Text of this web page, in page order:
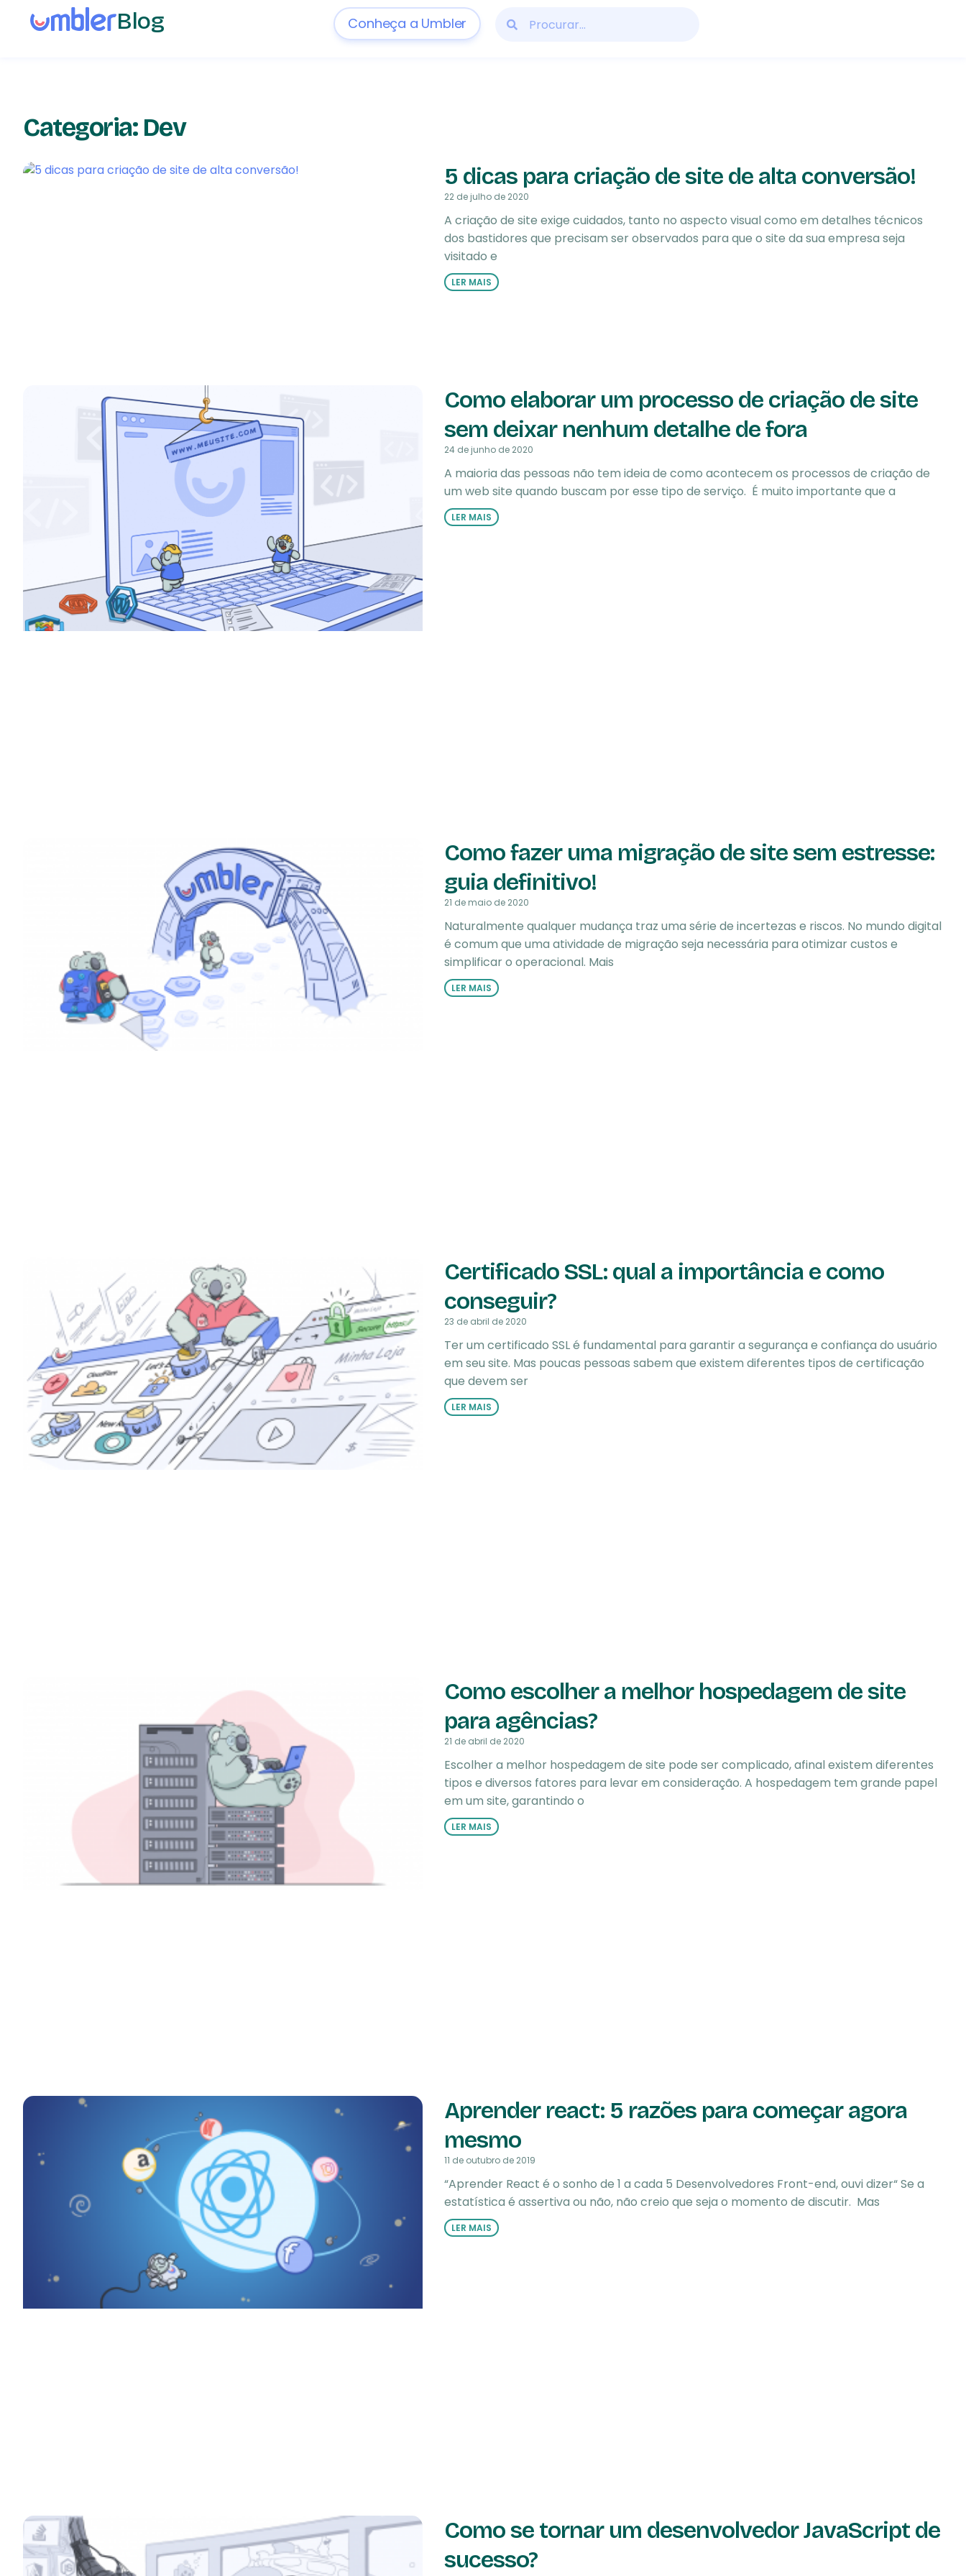
Blog Conheça a Umbler
Categoria: Dev
5 dicas para criação de site de alta conversão!
22 de julho de 2020
A criação de site exige cuidados, tanto no aspecto visual como em detalhes técnicos
dos bastidores que precisam ser observados para que o site da sua empresa seja
visitado e
LER MAIS
Como elaborar um processo de criação de site
sem deixar nenhum detalhe de fora
24 de junho de 2020
A maioria das pessoas não tem ideia de como acontecem os processos de criação de
um web site quando buscam por esse tipo de serviço. É muito importante que a
LER MAIS
Como fazer uma migração de site sem estresse:
guia definitivo!
21 de maio de 2020
Naturalmente qualquer mudança traz uma série de incertezas e riscos. No mundo digital
é comum que uma atividade de migração seja necessária para otimizar custos e
simplificar o operacional. Mais
LER MAIS
Certificado SSL: qual a importância e como
conseguir?
23 de abril de 2020
Ter um certificado SSL é fundamental para garantir a segurança e confiança do usuário
em seu site. Mas poucas pessoas sabem que existem diferentes tipos de certificação
que devem ser
LER MAIS
Como escolher a melhor hospedagem de site
para agências?
21 de abril de 2020
Escolher a melhor hospedagem de site pode ser complicado, afinal existem diferentes
tipos e diversos fatores para levar em consideração. A hospedagem tem grande papel
em um site, garantindo o
LER MAIS
Aprender react: 5 razões para começar agora
mesmo
11 de outubro de 2019
“Aprender React é o sonho de 1 a cada 5 Desenvolvedores Front-end, ouvi dizer“ Se a
estatística é assertiva ou não, não creio que seja o momento de discutir. Mas
LER MAIS
Como se tornar um desenvolvedor JavaScript de
sucesso?